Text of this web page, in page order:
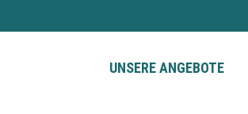
UNSERE ANGEBOTE